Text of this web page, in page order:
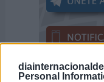
Personal